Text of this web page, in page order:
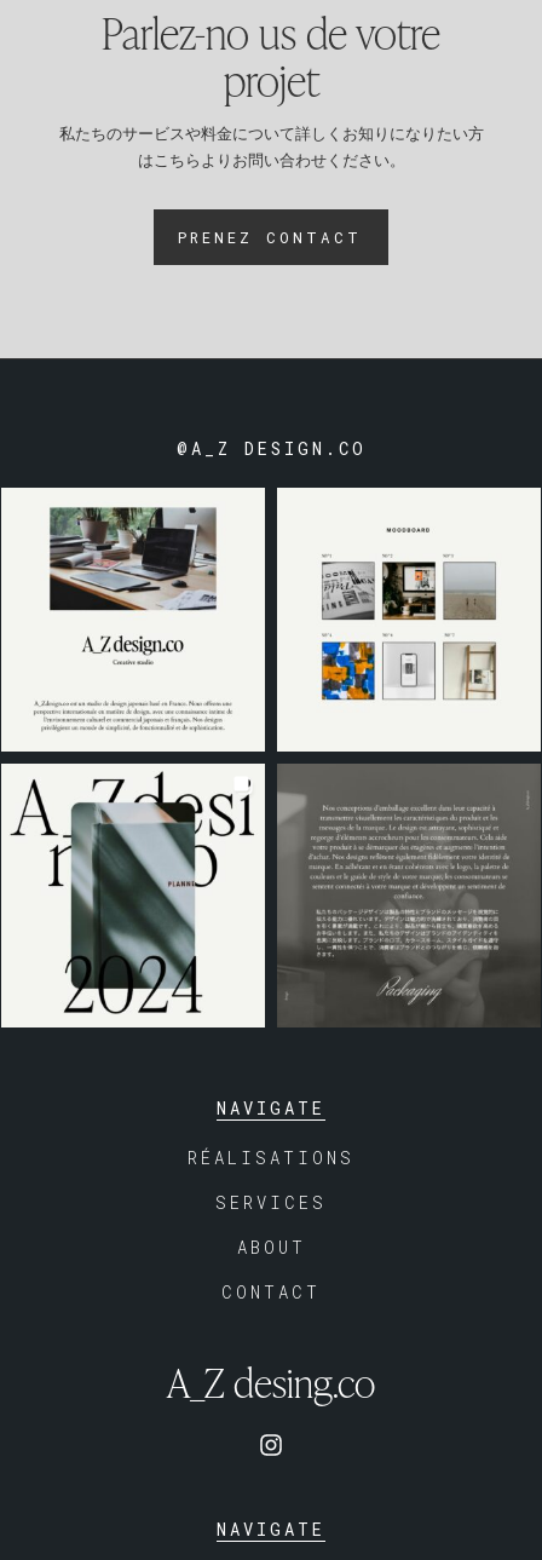
Parlez-no us de votre
projet
私たちのサービスや料金について詳しくお知りになりたい方
はこちらよりお問い合わせください。
PRENEZ CONTACT
@A_Z DESIGN.CO
NAVIGATE
RÉALISATIONS
SERVICES
ABOUT
CONTACT
A_Z desing.co
NAVIGATE